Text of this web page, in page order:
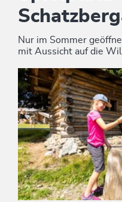
Nur im Sommer
mit Aussicht auf die